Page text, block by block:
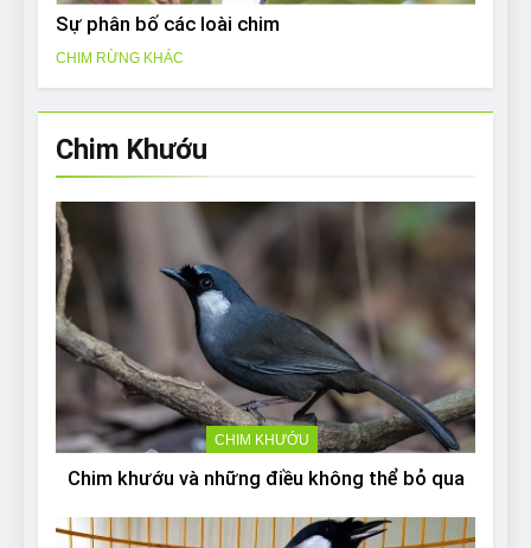
Sự phân bố các loài chim
CHIM RỪNG KHÁC
Chim Khướu
CHIM KHƯỚU
Chim khướu và những điều không thể bỏ qua